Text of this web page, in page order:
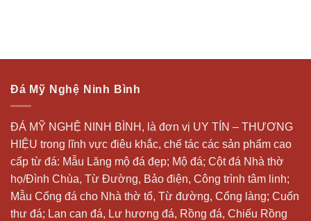
Đá Mỹ Nghệ Ninh Bình
ĐÁ MỸ NGHỆ NINH BÌNH, là đơn vị UY TÍN – THƯƠNG
HIỆU trong lĩnh vực điêu khắc, chế tác các sản phẩm cao
cấp từ đá: Mẫu Lăng mộ đá đẹp; Mộ đá; Cột đá Nhà thờ
họ/Đình Chùa, Từ Đường, Bảo điện, Công trình tâm linh;
Mẫu Cổng đá cho Nhà thờ tổ, Từ đường, Cổng làng; Cuốn
thư đá; Lan can đá, Lư hương đá, Rồng đá, Chiếu Rồng